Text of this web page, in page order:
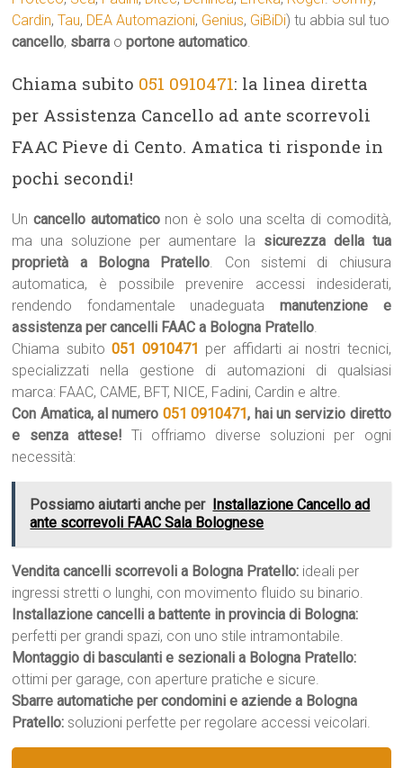
Cardin,Tau, DEA Automazioni, Genius, GiBiDi) tu abbia sul tuo
cancello, sbarra oportone automatico.
Chiama subito 051 0910471: la linea diretta
per Assistenza Cancello ad ante scorrevoli
FAAC Pieve di Cento. Amatica ti risponde in
pochi secondi!
Uncancello automaticonon è solo una scelta di comodità,
ma una soluzione per aumentare la sicurezza della tua
proprietà a Bologna Pratello. Con sistemi di chiusura
automatica, è possibile prevenire accessi indesiderati,
rendendo fondamentale unadeguatamanutenzione e
assistenza per cancelli FAAC a Bologna Pratello.
Chiama subito 051 0910471 per affidarti ai nostri tecnici,
specializzati nella gestione di automazioni di qualsiasi
marca: FAAC, CAME, BFT, NICE, Fadini, Cardin e altre.
Con Amatica, al numero 051 0910471, hai un servizio diretto
e senza attese! Ti offriamo diverse soluzioni per ogni
necessità:
Possiamo aiutarti anche per Installazione Cancello ad
ante scorrevoli FAAC Sala Bolognese
Vendita cancelli scorrevoli a Bologna Pratello: ideali per
ingressi stretti o lunghi, con movimento fluido su binario.
Installazione cancelli a battente in provincia di Bologna:
perfetti per grandi spazi, con uno stile intramontabile.
Montaggio di basculanti e sezionali a Bologna Pratello:
ottimi per garage, con aperture pratiche e sicure.
Sbarre automatiche per condomini e aziende a Bologna
Pratello: soluzioni perfette per regolare accessi veicolari.